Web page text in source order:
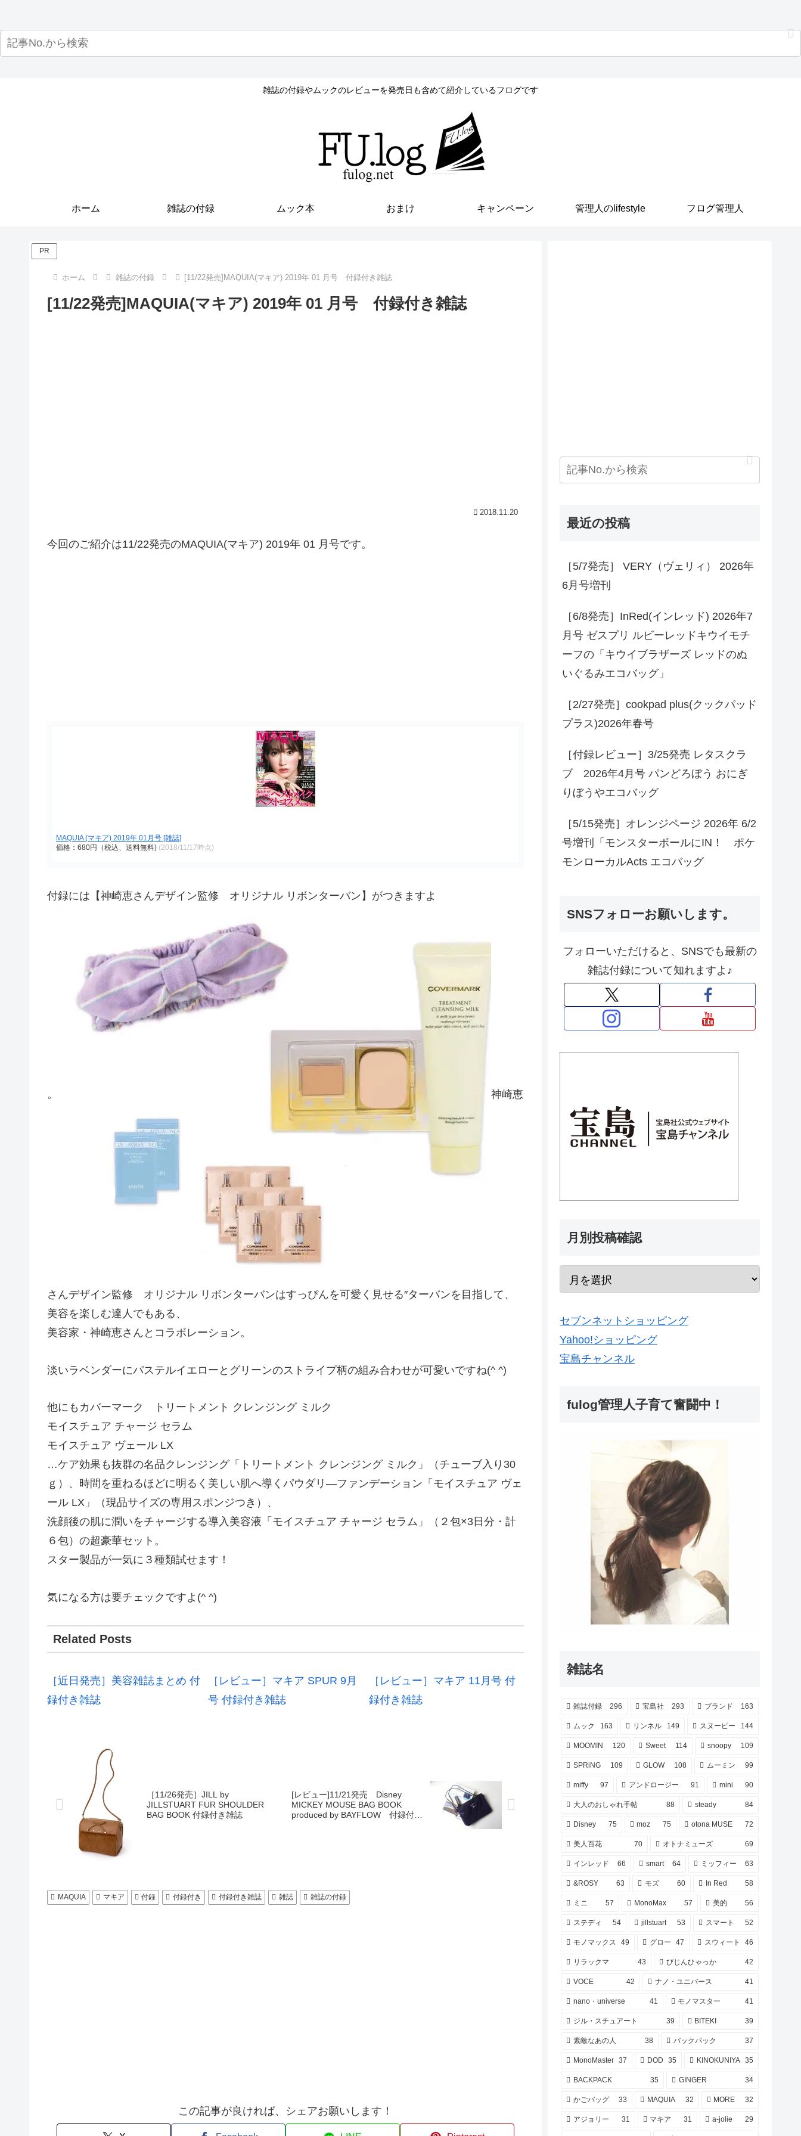
雑誌の付録やムックのレビューを発売日も含めて紹介しているフログです
ホーム 雑誌の付録 ムック本 おまけ キャンペーン 管理人のlifestyle フログ管理人
PR
ホーム 雑誌の付録 [11/22発売]MAQUIA(マキア) 2019年 01 月号 付録付き雑誌
[11/22発売]MAQUIA(マキア) 2019年 01 月号 付録付き雑誌
2018.11.20
今回のご紹介は11/22発売のMAQUIA(マキア) 2019年 01 月号です。
MAQUIA (マキア) 2019年 01月号 [雑誌]
価格：680円（税込、送料無料) (2018/11/17時点)
付録には【神崎恵さんデザイン監修 オリジナル リボンターバン】がつきますよ
。 神崎恵
さんデザイン監修 オリジナル リボンターバンはすっぴんを可愛く見せる″ターバンを目指して、
美容を楽しむ達人でもある、
美容家・神崎恵さんとコラボレーション。
淡いラベンダーにパステルイエローとグリーンのストライプ柄の組み合わせが可愛いですね(^ ^)
他にもカバーマーク トリートメント クレンジング ミルク
モイスチュア チャージ セラム
モイスチュア ヴェール LX
…ケア効果も抜群の名品クレンジング「トリートメント クレンジング ミルク」（チューブ入り30
ｇ）、時間を重ねるほどに明るく美しい肌へ導くパウダリ―ファンデーション「モイスチュア ヴェ
ール LX」（現品サイズの専用スポンジつき）、
洗顔後の肌に潤いをチャージする導入美容液「モイスチュア チャージ セラム」（２包×3日分・計
６包）の超豪華セット。
スター製品が一気に３種類試せます！
気になる方は要チェックですよ(^ ^)
Related Posts
［近日発売］美容雑誌まとめ 付
録付き雑誌
［レビュー］マキア SPUR 9月
号 付録付き雑誌
［レビュー］マキア 11月号 付
録付き雑誌
［11/26発売］JILL by
JILLSTUART FUR SHOULDER
BAG BOOK 付録付き雑誌
[レビュー]11/21発売 Disney
MICKEY MOUSE BAG BOOK
produced by BAYFLOW 付録付き
MAQUIA マキア 付録 付録付き 付録付き雑誌 雑誌 雑誌の付録
この記事が良ければ、シェアお願いします！
最近の投稿
［5/7発売］ VERY（ヴェリィ） 2026年
6月号増刊
［6/8発売］InRed(インレッド) 2026年7
月号 ゼスプリ ルビーレッドキウイモチ
ーフの「キウイブラザーズ レッドのぬ
いぐるみエコバッグ」
［2/27発売］cookpad plus(クックパッド
プラス)2026年春号
［付録レビュー］3/25発売 レタスクラ
ブ 2026年4月号 パンどろぼう おにぎ
りぼうやエコバッグ
［5/15発売］オレンジページ 2026年 6/2
号増刊「モンスターボールにIN！ ポケ
モンローカルActs エコバッグ
SNSフォローお願いします。
フォローいただけると、SNSでも最新の
雑誌付録について知れますよ♪
月別投稿確認
セブンネットショッピング
Yahoo!ショッピング
宝島チャンネル
fulog管理人子育て奮闘中！
雑誌名
雑誌付録 296 宝島社 293 ブランド 163
ムック 163 リンネル 149 スヌーピー 144
MOOMIN 120 Sweet 114 snoopy 109
SPRiNG 109 GLOW 108 ムーミン 99
miffy 97 アンドロージー 91 mini 90
大人のおしゃれ手帖 88 steady 84
Disney 75 moz 75 otona MUSE 72
美人百花 70 オトナミューズ 69
インレッド 66 smart 64 ミッフィー 63
&ROSY 63 モズ 60 In Red 58
ミニ 57 MonoMax 57 美的 56
ステディ 54 jillstuart 53 スマート 52
モノマックス 49 グロー 47 スウィート 46
リラックマ 43 びじんひゃっか 42
VOCE 42 ナノ・ユニバース 41
nano・universe 41 モノマスター 41
ジル・スチュアート 39 BITEKI 39
素敵なあの人 38 バックパック 37
MonoMaster 37 DOD 35 KINOKUNIYA 35
BACKPACK 35 GINGER 34
かごバッグ 33 MAQUIA 32 MORE 32
アジョリー 31 マキア 31 a-jolie 29